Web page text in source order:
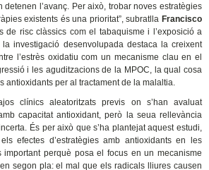
detenen l’avanç. Per això, trobar noves estratègies
existents és una prioritat”, subratlla Francisco
de risc clàssics com el tabaquisme i l’exposició a
la investigació desenvolupada destaca la creixent
l’estrès oxidatiu com un mecanisme clau en el
i les aguditzacions de la MPOC, la qual cosa
antioxidants per al tractament de la malaltia.
clínics aleatoritzats previs on s’han avaluat
capacitat antioxidant, però la seua rellevància
És per això que s’ha plantejat aquest estudi,
efectes d’estratègies amb antioxidants en les
important perquè posa el focus en un mecanisme
segon pla: el mal que els radicals lliures causen